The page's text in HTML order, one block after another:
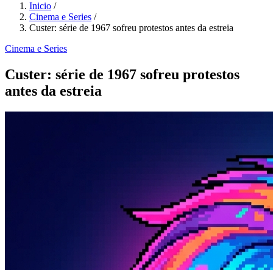
Inicio /
Cinema e Series /
Custer: série de 1967 sofreu protestos antes da estreia
Cinema e Series
Custer: série de 1967 sofreu protestos
antes da estreia